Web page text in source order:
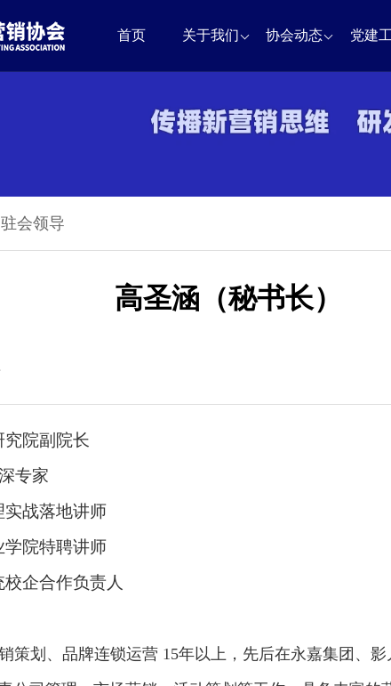
首页 关于我们 协会动态 党建
驻会领导
高圣涵（秘书长）
究院副院长
专家
实战落地讲师
学院特聘讲师
企合作负责人
策划、品牌连锁运营 15年以上，先后在永嘉集团、